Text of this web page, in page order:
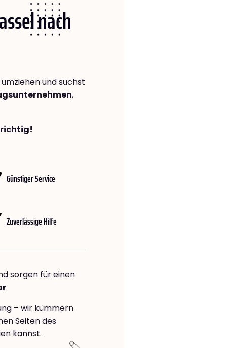
nach
umziehen und suchst
,
richtig!
Günstiger Service
Zuverlässige Hilfe
sorgen für einen
– wir kümmern
Seiten des
kannst.